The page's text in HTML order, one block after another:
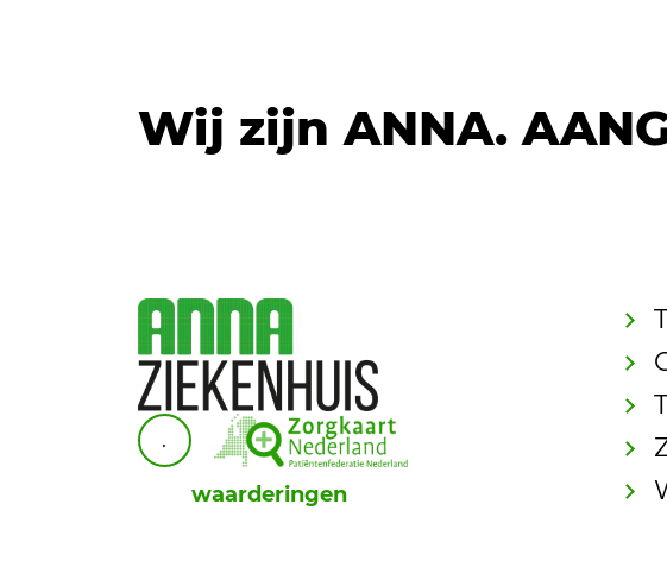
Wij zijn ANNA.
.
waarderingen